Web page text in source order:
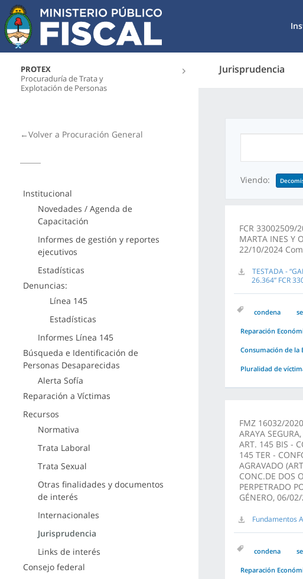
PROTEX
Procuraduría de Trata y
Explotación de Personas
Jurisprudencia
←Volver a Procuración General
Institucional
Novedades / Agenda de
Capacitación
Informes de gestión y reportes
ejecutivos
Estadísticas
Denuncias:
Línea 145
Estadísticas
Informes Línea 145
Búsqueda e Identificación de
Personas Desaparecidas
Alerta Sofía
Reparación a Víctimas
Recursos
Normativa
Trata Laboral
Trata Sexual
Otras finalidades y documentos
de interés
Internacionales
Jurisprudencia
Links de interés
Consejo federal
Viendo:
FCR 33002509/
MARTA INES Y
22/10/2024
TESTADA -
26.364” FCR
condena
Reparación
Consumación de la
Pluralidad de
FMZ 16032/
ARAYA
ART. 145 BIS -
145 TER -
AGRAVADO
CONC.DE DOS
PERPETRADO
GÉNERO, 06/
Fundamentos
condena
Reparación